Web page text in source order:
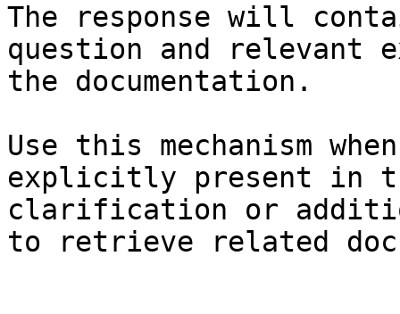
The response will
question and relevant
the documentation.
Use this mechanism
explicitly present in
clarification or